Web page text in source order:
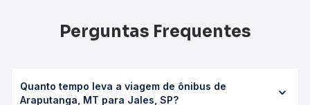
Perguntas Frequentes
Quanto tempo leva a viagem de ônibus de
Araputanga, MT para Jales, SP?